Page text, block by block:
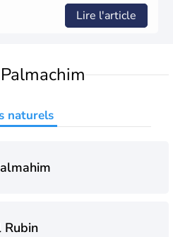
Lire l'article
naturels
Rubin